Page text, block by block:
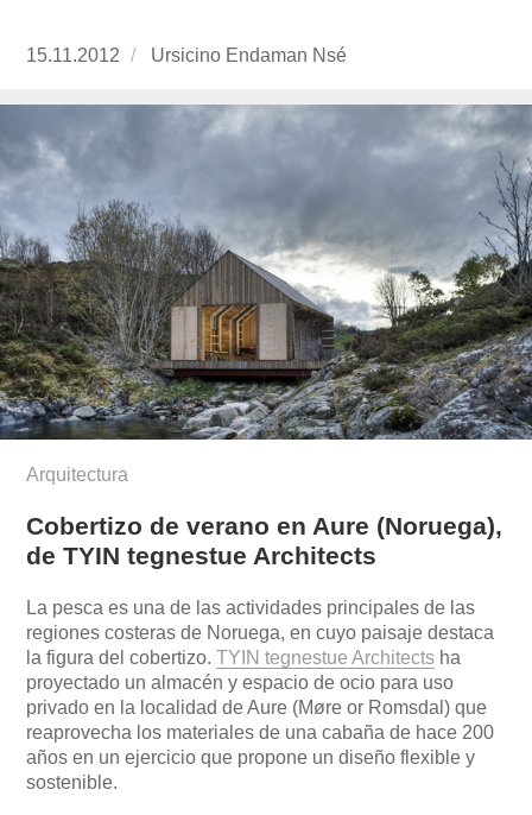
Publicado
15.11.2012
https://www.experimenta.es/author/ursicino-
Ursicino Endaman Nsé
Arquitectura
Cobertizo de verano en Aure (Noruega),
de TYIN tegnestue Architects
La pesca es una de las actividades principales de las
regiones costeras de Noruega, en cuyo paisaje destaca
la figura del cobertizo.TYIN tegnestue Architects ha
proyectado un almacén y espacio de ocio para uso
privado en la localidad de Aure (Møre or Romsdal) que
reaprovecha los materiales de una cabaña de hace 200
años en un ejercicio que propone un diseño flexible y
sostenible.